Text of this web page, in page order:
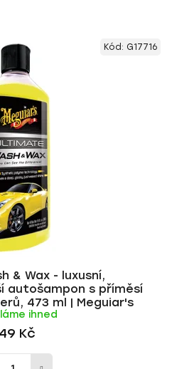
& Wax - luxusní,
autošampon s příměsí
473 ml | Meguiar's
ihned
Kč
Kód: G17716